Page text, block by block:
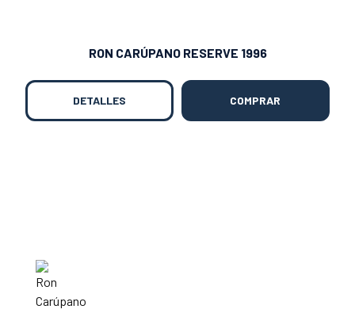
RON CARÚPANO RESERVE 1996
DETALLES COMPRAR